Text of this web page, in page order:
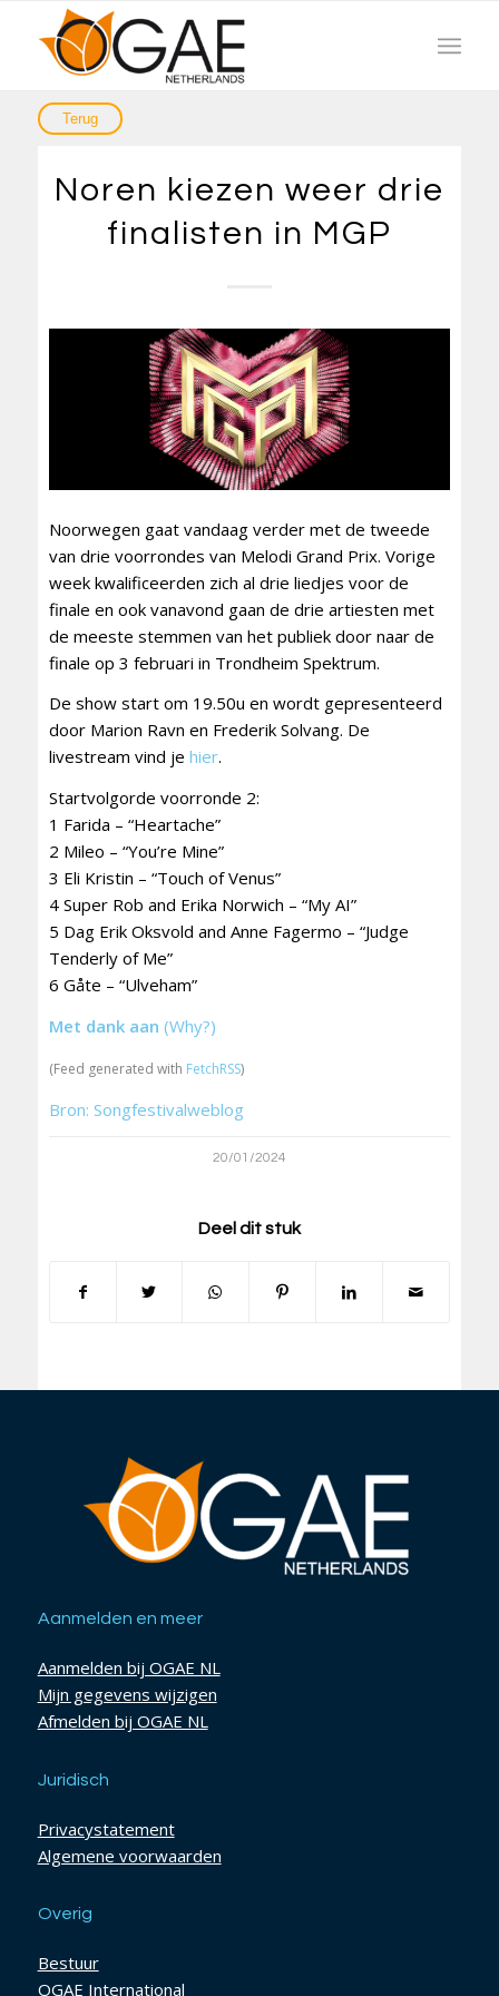
Noren kiezen weer drie
finalisten in MGP
Noorwegen gaat vandaag verder met de tweede
van drie voorrondes van Melodi Grand Prix. Vorige
week kwalificeerden zich al drie liedjes voor de
finale en ook vanavond gaan de drie artiesten met
de meeste stemmen van het publiek door naar de
finale op 3 februari in Trondheim Spektrum.
De show start om 19.50u en wordt gepresenteerd
door Marion Ravn en Frederik Solvang. De
livestream vind je hier.
Startvolgorde voorronde 2:
1 Farida – “Heartache”
2 Mileo – “You’re Mine”
3 Eli Kristin – “Touch of Venus”
4 Super Rob and Erika Norwich – “My AI”
5 Dag Erik Oksvold and Anne Fagermo – “Judge
Tenderly of Me”
6 Gåte – “Ulveham”
Met dank aan (Why?)
(Feed generated with FetchRSS)
Bron: Songfestivalweblog
20/01/2024
Deel dit stuk
Aanmelden en meer
Aanmelden bij OGAE NL
Mijn gegevens wijzigen
Afmelden bij OGAE NL
Juridisch
Privacystatement
Algemene voorwaarden
Overig
Bestuur
OGAE International